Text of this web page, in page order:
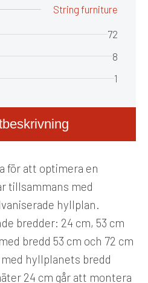
för att optimera en
tillsammans med
hyllplan.
bredder: 24 cm, 53 cm
bredd 53 cm och 72 cm
hyllplanets bredd
24 cm går att montera
String furniture
72
8
1